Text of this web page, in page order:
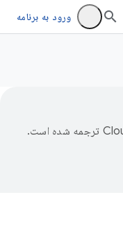
ورود به برنامه
ترجمه شده است.